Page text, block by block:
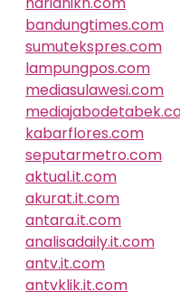
bandungtimes.com
sumutekspres.com
lampungpos.com
mediasulawesi.com
kabarflores.com
seputarmetro.com
aktual.it.com
akurat.it.com
antara.it.com
analisadaily.it.com
antv.it.com
antvklik.it.com